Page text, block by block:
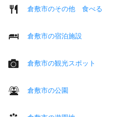
倉敷市のその他 食べる
倉敷市の宿泊施設
倉敷市の観光スポット
倉敷市の公園